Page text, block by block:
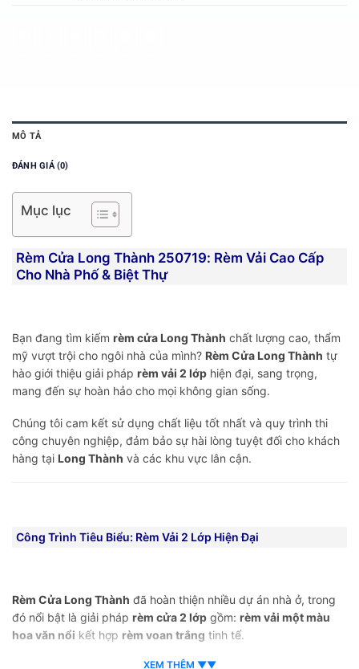
MÔ TẢ
ĐÁNH GIÁ (0)
Mục lục
Rèm Cửa Long Thành 250719: Rèm Vải Cao Cấp
Cho Nhà Phố & Biệt Thự
Bạn đang tìm kiếm rèm cửa Long Thành chất lượng cao, thẩm
mỹ vượt trội cho ngôi nhà của mình? Rèm Cửa Long Thành tự
hào giới thiệu giải pháp rèm vải 2 lớp hiện đại, sang trọng,
mang đến sự hoàn hảo cho mọi không gian sống.
Chúng tôi cam kết sử dụng chất liệu tốt nhất và quy trình thi
công chuyên nghiệp, đảm bảo sự hài lòng tuyệt đối cho khách
hàng tại Long Thành và các khu vực lân cận.
Công Trình Tiêu Biểu: Rèm Vải 2 Lớp Hiện Đại
Rèm Cửa Long Thành đã hoàn thiện nhiều dự án nhà ở, trong
đó nổi bật là giải pháp rèm cửa 2 lớp gồm: rèm vải một màu
hoa văn nổi kết hợp rèm voan trắng tinh tế.
XEM THÊM ▼▼